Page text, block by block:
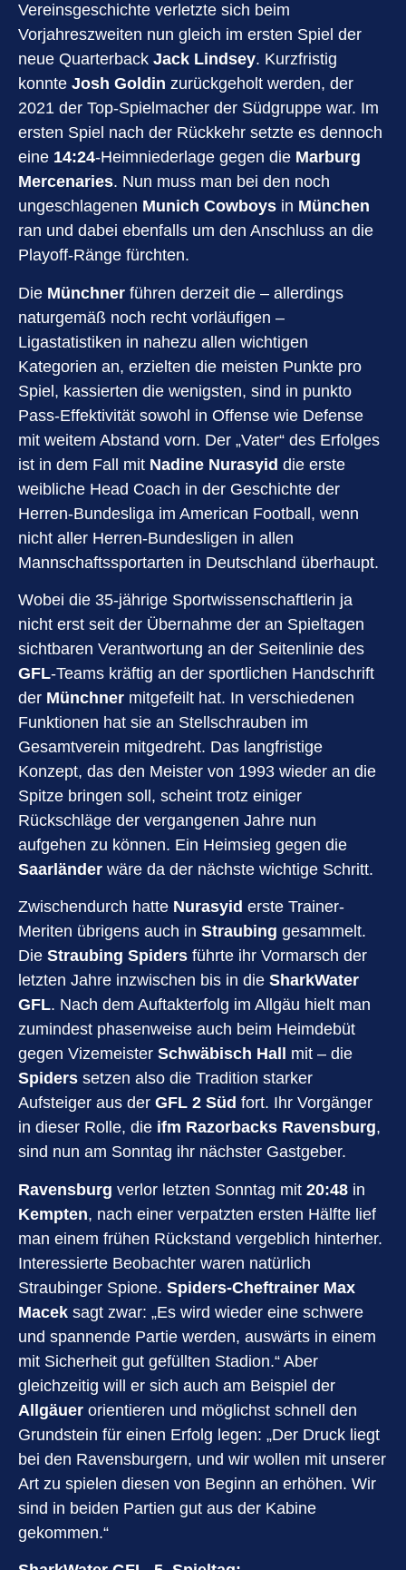
Vereinsgeschichte verletzte sich beim
Vorjahreszweiten nun gleich im ersten Spiel der
neue Quarterback Jack Lindsey. Kurzfristig
konnte Josh Goldin zurückgeholt werden, der
2021 der Top-Spielmacher der Südgruppe war. Im
ersten Spiel nach der Rückkehr setzte es dennoch
eine 14:24-Heimniederlage gegen die Marburg
Mercenaries. Nun muss man bei den noch
ungeschlagenen Munich Cowboys in München
ran und dabei ebenfalls um den Anschluss an die
Playoff-Ränge fürchten.
Die Münchner führen derzeit die – allerdings
naturgemäß noch recht vorläufigen –
Ligastatistiken in nahezu allen wichtigen
Kategorien an, erzielten die meisten Punkte pro
Spiel, kassierten die wenigsten, sind in punkto
Pass-Effektivität sowohl in Offense wie Defense
mit weitem Abstand vorn. Der „Vater“ des Erfolges
ist in dem Fall mit Nadine Nurasyid die erste
weibliche Head Coach in der Geschichte der
Herren-Bundesliga im American Football, wenn
nicht aller Herren-Bundesligen in allen
Mannschaftssportarten in Deutschland überhaupt.
Wobei die 35-jährige Sportwissenschaftlerin ja
nicht erst seit der Übernahme der an Spieltagen
sichtbaren Verantwortung an der Seitenlinie des
GFL-Teams kräftig an der sportlichen Handschrift
der Münchner mitgefeilt hat. In verschiedenen
Funktionen hat sie an Stellschrauben im
Gesamtverein mitgedreht. Das langfristige
Konzept, das den Meister von 1993 wieder an die
Spitze bringen soll, scheint trotz einiger
Rückschläge der vergangenen Jahre nun
aufgehen zu können. Ein Heimsieg gegen die
Saarländer wäre da der nächste wichtige Schritt.
Zwischendurch hatte Nurasyid erste Trainer-
Meriten übrigens auch in Straubing gesammelt.
Die Straubing Spiders führte ihr Vormarsch der
letzten Jahre inzwischen bis in die SharkWater
GFL. Nach dem Auftakterfolg im Allgäu hielt man
zumindest phasenweise auch beim Heimdebüt
gegen Vizemeister Schwäbisch Hall
mit – die
Spiders setzen also die Tradition starker
Aufsteiger aus der GFL 2 Süd fort. Ihr Vorgänger
in dieser Rolle, die ifm Razorbacks Ravensburg,
sind nun am Sonntag ihr nächster Gastgeber.
Ravensburg verlor letzten Sonntag mit 20:48 in
Kempten, nach einer verpatzten ersten Hälfte lief
man einem frühen Rückstand vergeblich hinterher.
Interessierte Beobachter waren natürlich
Straubinger Spione. Spiders-Cheftrainer Max
Macek sagt zwar: „Es wird wieder eine schwere
und spannende Partie werden, auswärts in einem
mit Sicherheit gut gefüllten Stadion.“ Aber
gleichzeitig will er sich auch am Beispiel der
Allgäuer orientieren und möglichst schnell den
Grundstein für einen Erfolg legen: „Der Druck liegt
bei den Ravensburgern, und wir wollen mit unserer
Art zu spielen diesen von Beginn an erhöhen. Wir
sind in beiden Partien gut aus der Kabine
gekommen.“